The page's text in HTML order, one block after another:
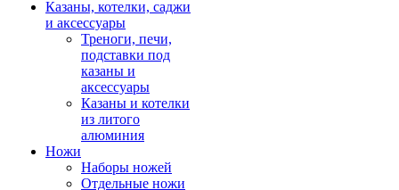
Казаны, котелки, саджи
и аксессуары
Треноги, печи,
подставки под
казаны и
аксессуары
Казаны и котелки
из литого
алюминия
Ножи
Наборы ножей
Отдельные ножи